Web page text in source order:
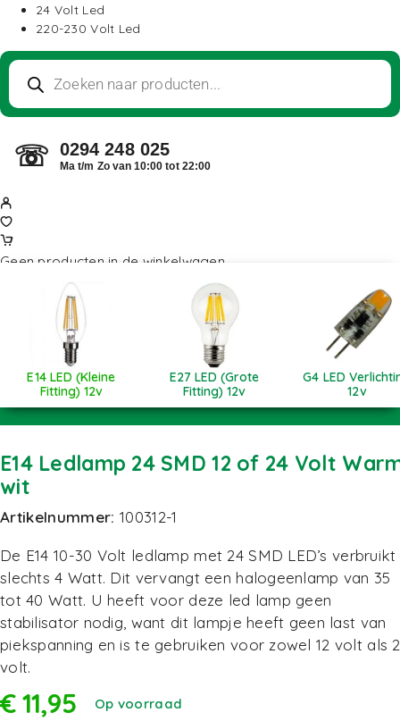
24 Volt Led
220-230 Volt Led
☏ 0294 248 025
Ma t/m Zo van 10:00 tot 22:00
Geen producten in de winkelwagen.
E14 LED (Kleine
Fitting) 12v
E27 LED (Grote
Fitting) 12v
G4 LED
12v
E14 Ledlamp 24 SMD 12 of 24 Volt
wit
Artikelnummer:100312-1
De E14 10-30 Volt ledlamp met 24 SMD LED’s verbruikt
slechts 4 Watt. Dit vervangt een halogeenlamp van 35
tot 40 Watt. U heeft voor deze led lamp geen
stabilisator nodig, want dit lampje heeft geen last van
piekspanning en is te gebruiken voor zowel 12 volt als
volt.
€11,95 Op voorraad